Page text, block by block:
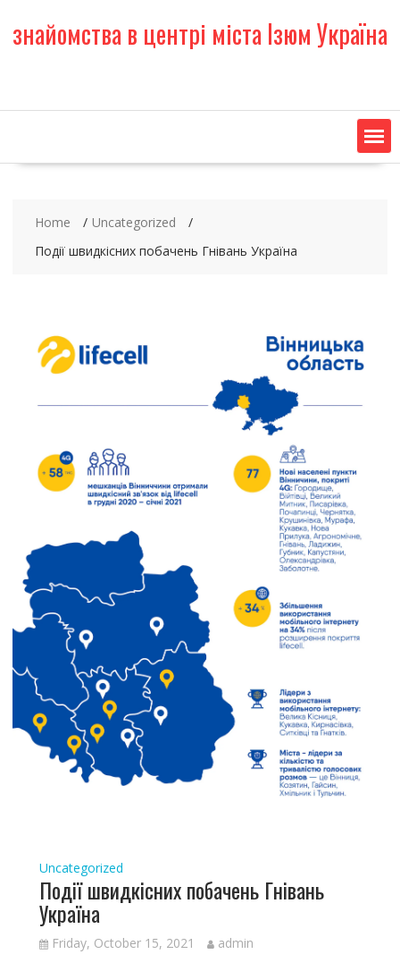
o
n
знайомства в центрі міста Ізюм Україна
Home
Uncategorized
Події швидкісних побачень Гнівань Україна
Uncategorized
Події швидкісних побачень Гнівань
Україна
Friday, October 15, 2021 admin